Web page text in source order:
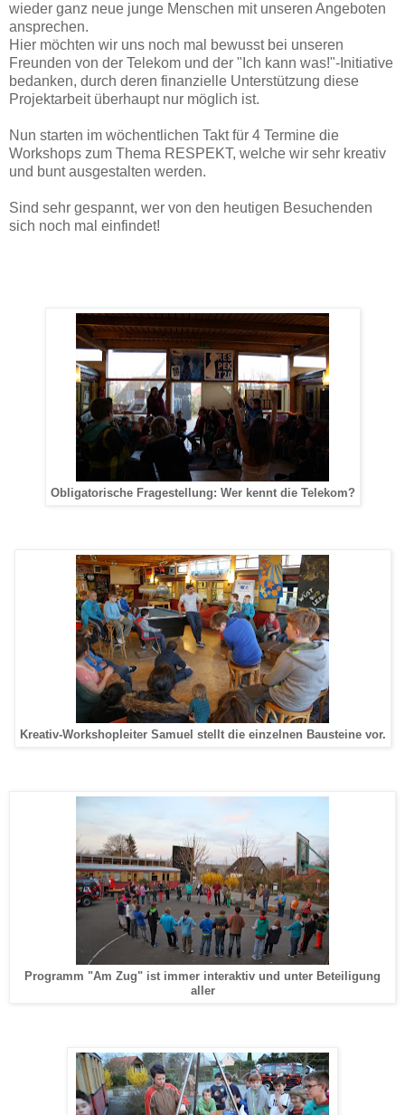
wieder ganz neue junge Menschen mit unseren Angeboten
ansprechen.
Hier möchten wir uns noch mal bewusst bei unseren
Freunden von der Telekom und der "Ich kann was!"-Initiative
bedanken, durch deren finanzielle Unterstützung diese
Projektarbeit überhaupt nur möglich ist.
Nun starten im wöchentlichen Takt für 4 Termine die
Workshops zum Thema RESPEKT, welche wir sehr kreativ
und bunt ausgestalten werden.
Sind sehr gespannt, wer von den heutigen Besuchenden
sich noch mal einfindet!
Obligatorische Fragestellung: Wer kennt die Telekom?
Kreativ-Workshopleiter Samuel stellt die einzelnen Bausteine vor.
Programm "Am Zug" ist immer interaktiv und unter Beteiligung
aller